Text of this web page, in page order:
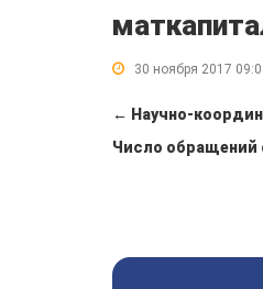
30 ноября 2017
← Научно-
Число обращений